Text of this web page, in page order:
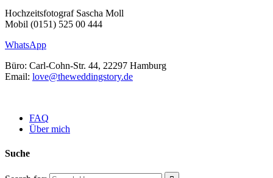
Hochzeitsfotograf Sascha Moll
Mobil (0151) 525 00 444
WhatsApp
Büro: Carl-Cohn-Str. 44, 22297 Hamburg
Email: love@theweddingstory.de
FAQ
Über mich
Suche